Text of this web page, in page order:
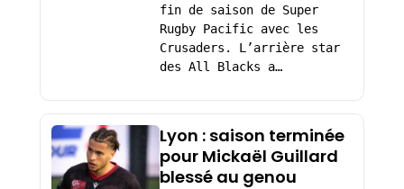
fin de saison de Super
Rugby Pacific avec les
Crusaders. L’arrière star
des All Blacks a…
Lyon : saison terminée
pour Mickaël Guillard
blessé au genou